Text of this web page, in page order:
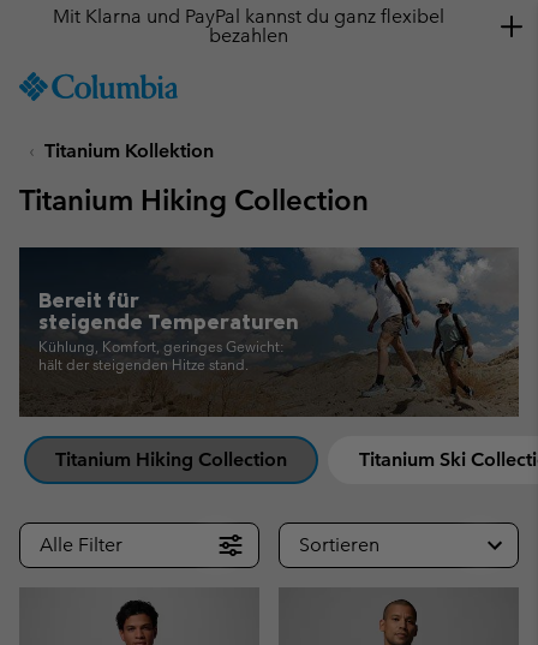
TO
SKIP
MAIN
TO
SEARCH
Mit Klarna und PayPal kannst du ganz flexibel
bezahlen
Titanium Kollektion
Titanium Hiking Collection
Bereit für
steigende Temperaturen
Kühlung, Komfort, geringes Gewicht:
hält der steigenden Hitze stand.
Titanium Hiking Collection Titanium Ski
Alle Filter Sortieren